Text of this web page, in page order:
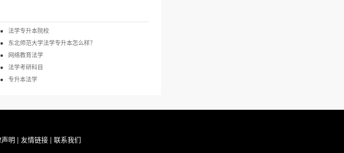
法学专升本院校
东北师范大学法学专升本怎么样？
网络教育法学
法学考研科目
专升本法学
明 | 友情链接 | 联系我们